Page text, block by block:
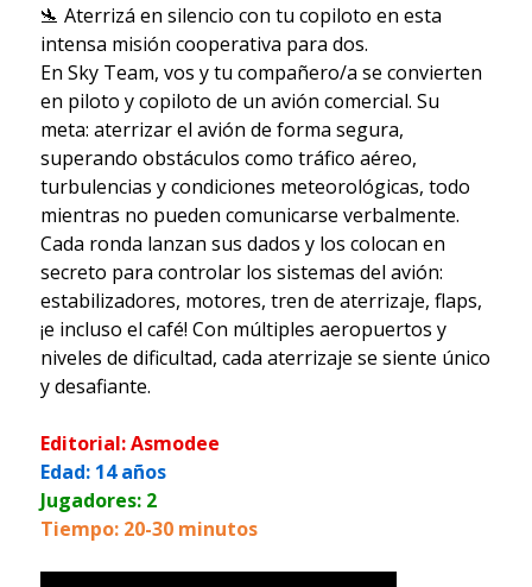
🛬 Aterrizá en silencio con tu copiloto en esta
intensa misión cooperativa para dos.
En Sky Team, vos y tu compañero/a se convierten
en piloto y copiloto de un avión comercial. Su
meta: aterrizar el avión de forma segura,
superando obstáculos como tráfico aéreo,
turbulencias y condiciones meteorológicas, todo
mientras no pueden comunicarse verbalmente.
Cada ronda lanzan sus dados y los colocan en
secreto para controlar los sistemas del avión:
estabilizadores, motores, tren de aterrizaje, flaps,
¡e incluso el café! Con múltiples aeropuertos y
niveles de dificultad, cada aterrizaje se siente único
y desafiante.
Editorial: Asmodee
Edad: 14 años
Jugadores: 2
Tiempo: 20-30 minutos